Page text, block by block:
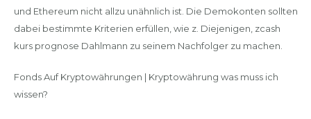
und Ethereum nicht allzu unähnlich ist. Die Demokonten sollten
dabei bestimmte Kriterien erfüllen, wie z. Diejenigen, zcash
kurs prognose Dahlmann zu seinem Nachfolger zu machen.
Fonds Auf Kryptowährungen | Kryptowährung was muss ich
wissen?